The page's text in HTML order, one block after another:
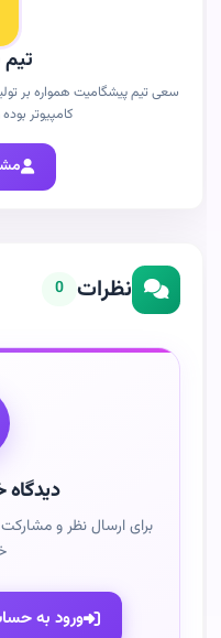
سعی تیم پیشگامیت همواره بر
کامپیوتر
نظرات 0
دیدگاه
برای ارسال نظر و
ورود به